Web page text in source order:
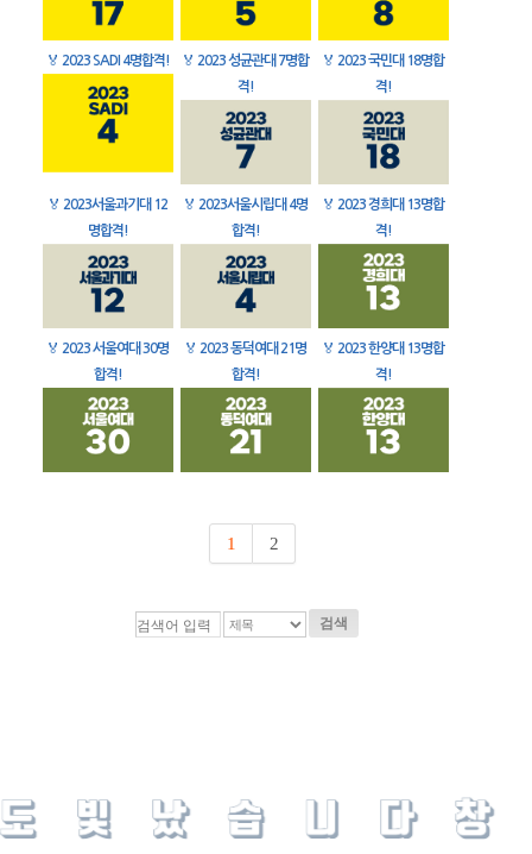
🏅 2023 SADI 4명합격! 🏅 2023 성균관대 7명합
격!
🏅 2023 국민대 18명합
격!
🏅 2023서울과기대 12
명합격!
🏅 2023서울시립대 4명
합격!
🏅 2023 경희대 13명합
격!
🏅 2023 서울여대 30명
합격!
🏅 2023 동덕여대 21명
합격!
🏅 2023 한양대 13명합
격!
1 2
검색